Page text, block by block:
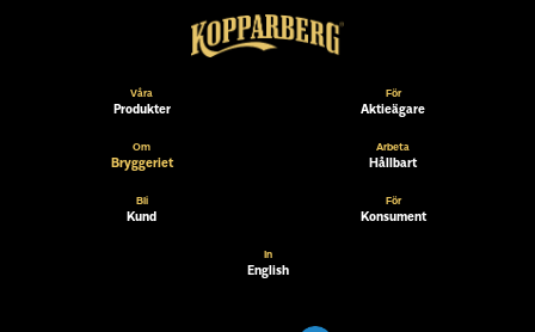
Våra
Produkter
För
Aktieägare
Om
Bryggeriet
Arbeta
Hållbart
Bli
Kund
För
Konsument
In
English